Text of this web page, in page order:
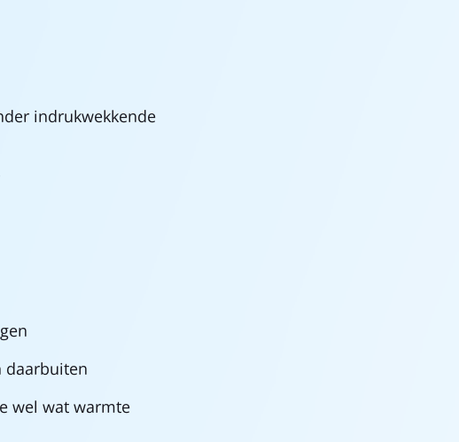
indrukwekkende
daarbuiten
wel wat warmte